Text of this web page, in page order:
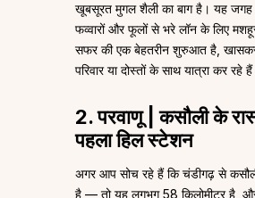
खूबसूरत मुगल शैली का बाग है। यह जगह
फव्वारों और फूलों से भरे लॉन के लिए
सफर की एक बेहतरीन शुरुआत है,
परिवार या दोस्तों के साथ यात्रा कर रहे
2. परवाणू | कसौली के
पहला हिल स्टेशन
अगर आप सोच रहे हैं कि चंडीगढ़ से
है — तो यह लगभग 58 किलोमीटर है,